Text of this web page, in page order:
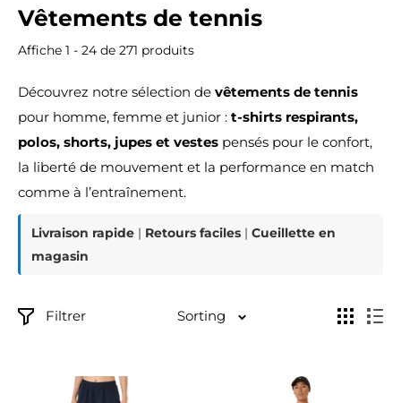
Vêtements de tennis
Affiche 1 - 24 de 271 produits
Découvrez notre sélection de vêtements de tennis
pour homme, femme et junior : t-shirts respirants,
polos, shorts, jupes et vestes pensés pour le confort,
la liberté de mouvement et la performance en match
comme à l’entraînement.
Livraison rapide | Retours faciles | Cueillette en
magasin
Filtrer Sorting